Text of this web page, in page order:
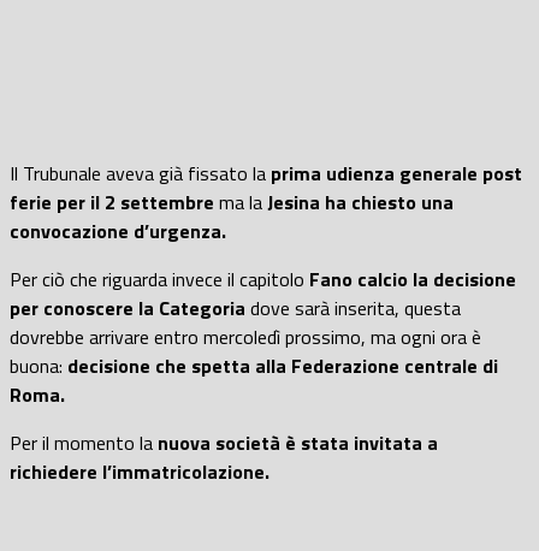
Il Trubunale aveva già fissato la prima udienza generale post
ferie per il 2 settembre ma laJesina ha chiesto una
convocazione d’urgenza.
Per ciò che riguarda invece il capitolo Fano calcio la decisione
per conoscere la Categoria dove sarà inserita, questa
dovrebbe arrivare entro mercoledì prossimo, ma ogni ora è
buona: decisione che spetta alla Federazione centrale di
Roma.
Per il momento la nuova società è stata invitata a
richiedere l’immatricolazione.